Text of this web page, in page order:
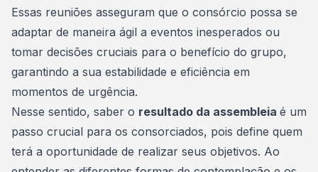
Essas reuniões asseguram que o consórcio possa se
adaptar de maneira ágil a eventos inesperados ou
tomar decisões cruciais para o benefício do grupo,
garantindo a sua estabilidade e eficiência em
momentos de urgência.
Nesse sentido, saber o resultado da assembleia é um
passo crucial para os consorciados, pois define quem
terá a oportunidade de realizar seus objetivos. Ao